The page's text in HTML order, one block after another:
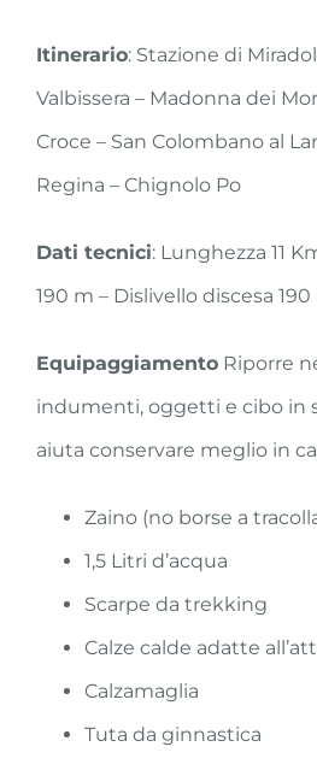
Itinerario: Stazione di
Valbissera – Madonna dei
Croce – San Colombano al
Regina – Chignolo Po
Dati tecnici: Lunghezza 11
190 m – Dislivello discesa 190
Equipaggiamento Riporre
indumenti, oggetti e cibo in
aiuta conservare meglio in
Zaino (no borse a
1,5 Litri d’acqua
Scarpe da trekking
Calze calde adatte
Calzamaglia
Tuta da ginnastica